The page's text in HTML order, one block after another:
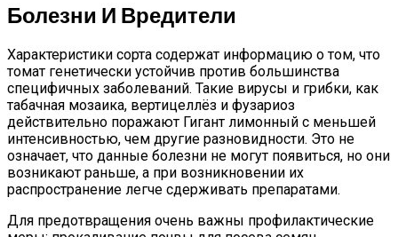
Болезни И Вредители
Характеристики сорта содержат информацию о том, что
томат генетически устойчив против большинства
специфичных заболеваний. Такие вирусы и грибки, как
табачная мозаика, вертицеллёз и фузариоз
действительно поражают Гигант лимонный с меньшей
интенсивностью, чем другие разновидности. Это не
означает, что данные болезни не могут появиться, но они
возникают раньше, а при возникновении их
распространение легче сдерживать препаратами.
Для предотвращения очень важны профилактические